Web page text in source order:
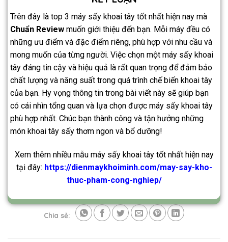
Trên đây là top 3 máy sấy khoai tây tốt nhất hiện nay mà
Chuẩn Review muốn giới thiệu đến bạn. Mỗi máy đều có
những ưu điểm và đặc điểm riêng, phù hợp với nhu cầu và
mong muốn của từng người. Việc chọn một máy sấy khoai
tây đáng tin cậy và hiệu quả là rất quan trọng để đảm bảo
chất lượng và năng suất trong quá trình chế biến khoai tây
của bạn. Hy vọng thông tin trong bài viết này sẽ giúp bạn
có cái nhìn tổng quan và lựa chọn được máy sấy khoai tây
phù hợp nhất. Chúc bạn thành công và tận hưởng những
món khoai tây sấy thơm ngon và bổ dưỡng!
Xem thêm nhiều mẫu máy sấy khoai tây tốt nhất hiện nay
tại đây: https://dienmaykhoiminh.com/may-say-kho-
thuc-pham-cong-nghiep/
Chia sẻ: